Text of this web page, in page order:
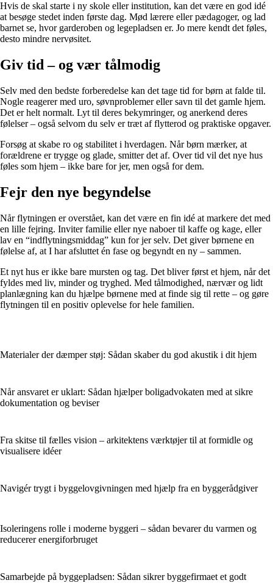
Hvis de skal starte i ny skole eller institution, kan det være en god idé
at besøge stedet inden første dag. Mød lærere eller pædagoger, og lad
barnet se, hvor garderoben og legepladsen er. Jo mere kendt det føles,
desto mindre nervøsitet.
Giv tid – og vær tålmodig
Selv med den bedste forberedelse kan det tage tid for børn at falde til.
Nogle reagerer med uro, søvnproblemer eller savn til det gamle hjem.
Det er helt normalt. Lyt til deres bekymringer, og anerkend deres
følelser – også selvom du selv er træt af flytterod og praktiske opgaver.
Forsøg at skabe ro og stabilitet i hverdagen. Når børn mærker, at
forældrene er trygge og glade, smitter det af. Over tid vil det nye hus
føles som hjem – ikke bare for jer, men også for dem.
Fejr den nye begyndelse
Når flytningen er overstået, kan det være en fin idé at markere det med
en lille fejring. Inviter familie eller nye naboer til kaffe og kage, eller
lav en “indflytningsmiddag” kun for jer selv. Det giver børnene en
følelse af, at I har afsluttet én fase og begyndt en ny – sammen.
Et nyt hus er ikke bare mursten og tag. Det bliver først et hjem, når det
fyldes med liv, minder og tryghed. Med tålmodighed, nærvær og lidt
planlægning kan du hjælpe børnene med at finde sig til rette – og gøre
flytningen til en positiv oplevelse for hele familien.
Materialer der dæmper støj: Sådan skaber du god akustik i dit hjem
Når ansvaret er uklart: Sådan hjælper boligadvokaten med at sikre
dokumentation og beviser
Fra skitse til fælles vision – arkitektens værktøjer til at formidle og
visualisere idéer
Navigér trygt i byggelovgivningen med hjælp fra en byggerådgiver
Isoleringens rolle i moderne byggeri – sådan bevarer du varmen og
reducerer energiforbruget
Samarbejde på byggepladsen: Sådan sikrer byggefirmaet et godt